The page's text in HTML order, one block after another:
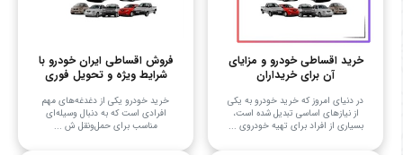
خرید اقساطی خودرو و مزایای
آن برای خریداران
در دنیای امروز که خرید خودرو به یکی
از نیازهای اساسی تبدیل شده است،
بسیاری از افراد برای تهیه خودروی ...
فروش اقساطی ایران خودرو با
شرایط ویژه و تحویل فوری
خرید خودرو یکی از دغدغه‌های مهم
افرادی است که به دنبال وسیله‌ای
مناسب برای حمل‌ونقل ش ...